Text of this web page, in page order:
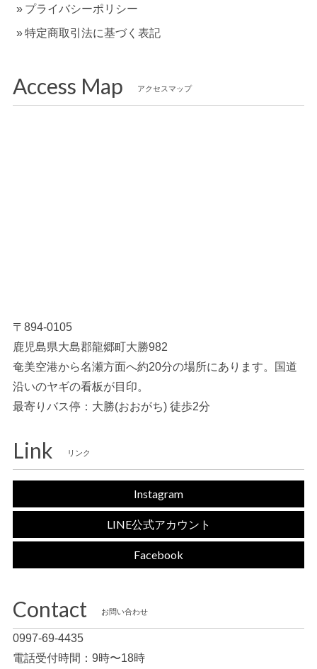
プライバシーポリシー
特定商取引法に基づく表記
Access Map アクセスマップ
〒894-0105
鹿児島県大島郡龍郷町大勝982
奄美空港から名瀬方面へ約20分の場所にあります。国道
沿いのヤギの看板が目印。
最寄りバス停：大勝(おおがち) 徒歩2分
Link リンク
Instagram
LINE公式アカウント
Facebook
Contact お問い合わせ
0997-69-4435
電話受付時間：9時〜18時